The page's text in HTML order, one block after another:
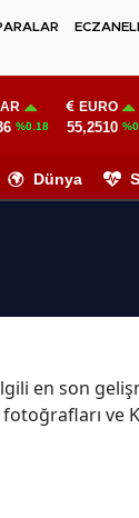
%0.18
EURO
55,2510
Dünya
en son
ve